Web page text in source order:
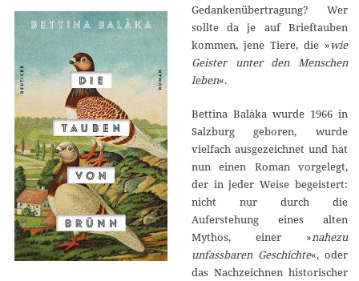
Gedankenübertragung? Wer
sollte da je auf Brieftauben
kommen, jene Tiere, die »wie
Geister unter den Menschen
leben«.
Bettina Balàka wurde 1966 in
Salzburg geboren, wurde
vielfach ausgezeichnet und hat
nun einen Roman vorgelegt,
der in jeder Weise begeistert:
nicht nur durch die
Auferstehung eines alten
Mythos, einer »nahezu
unfassbaren Geschichte«, oder
das Nachzeichnen historischer